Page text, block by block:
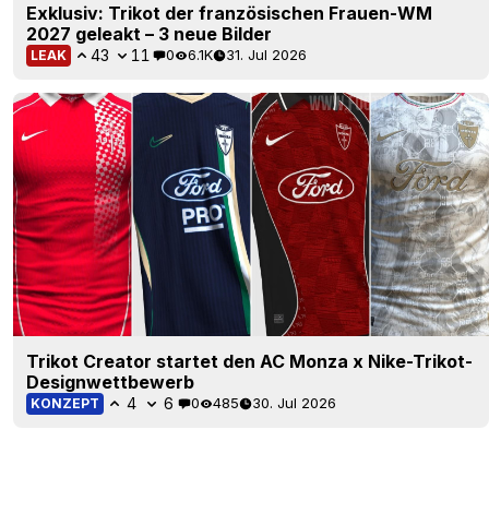
Exklusiv: Trikot der französischen Frauen-WM
2027 geleakt – 3 neue Bilder
LEAK 43 11 0 6.1K 31. Jul 2026
Trikot Creator startet den AC Monza x Nike-Trikot-
Designwettbewerb
KONZEPT 4 6 0 485 30. Jul 2026